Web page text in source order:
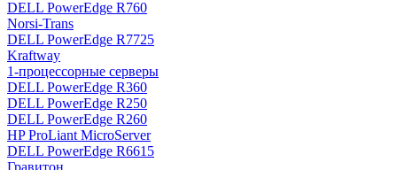
DELL PowerEdge R760
Norsi-Trans
DELL PowerEdge R7725
Kraftway
1-процессорные серверы
DELL PowerEdge R360
DELL PowerEdge R250
DELL PowerEdge R260
HP ProLiant MicroServer
DELL PowerEdge R6615
Гравитон